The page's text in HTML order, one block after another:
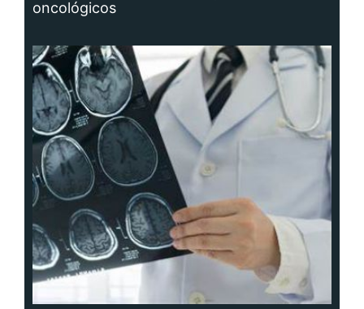
oncológicos